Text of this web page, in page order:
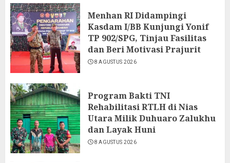
Menhan RI Didampingi
Kasdam I/BB Kunjungi Yonif
TP 902/SPG, Tinjau Fasilitas
dan Beri Motivasi Prajurit
8 AGUSTUS 2026
Program Bakti TNI
Rehabilitasi RTLH di Nias
Utara Milik Duhuaro Zalukhu
dan Layak Huni
8 AGUSTUS 2026